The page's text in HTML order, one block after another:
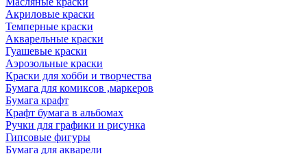
Акриловые краски
Темперные краски
Акварельные краски
Гуашевые краски
Аэрозольные краски
Краски для хобби и творчества
Бумага для комиксов ,маркеров
Бумага крафт
Крафт бумага в альбомах
Ручки для графики и рисунка
Гипсовые фигуры
Бумага для акварели